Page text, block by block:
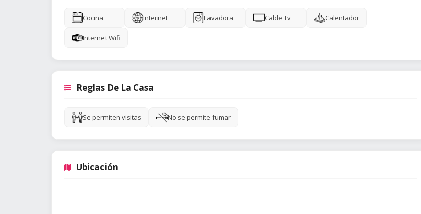
Cocina Internet Lavadora Cable Tv Calentador
Internet Wifi
Reglas De La Casa
Se permiten visitas No se permite fumar
Ubicación